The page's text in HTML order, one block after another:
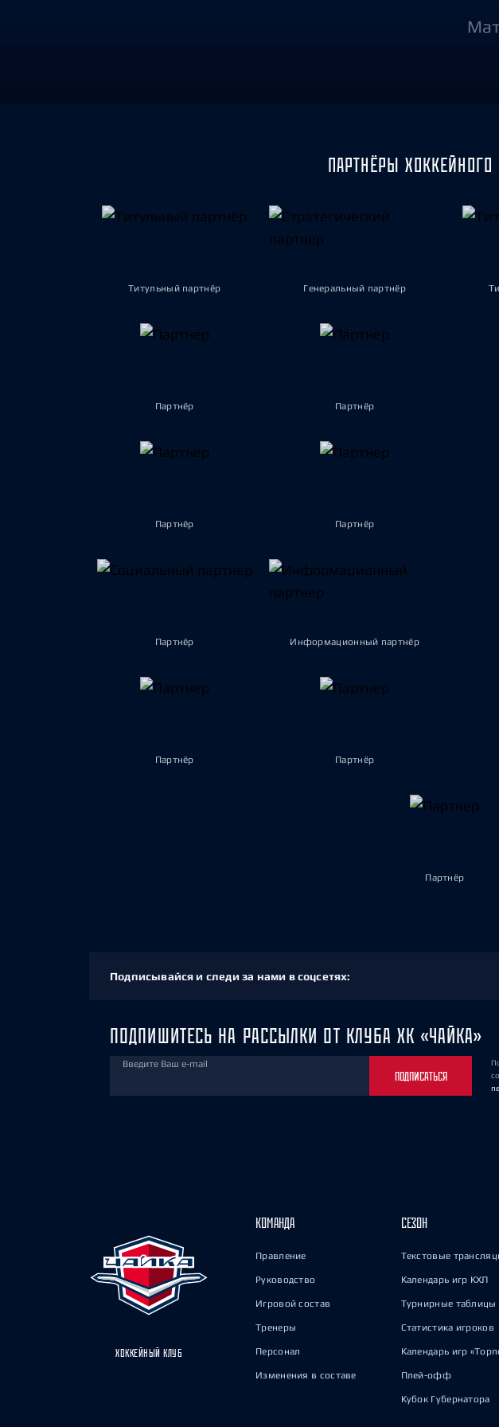
ПАРТНЁРЫ
Титульный партнёр Генеральный партнёр
Партнёр Партнёр
Партнёр Партнёр
Партнёр Информационный партнёр
Партнёр Партнёр
Партнёр
Подписывайся и следи за нами в соцсетях:
ПОДПИШИТЕСЬ НА РАССЫЛКИ ОТ КЛУБА ХК «ЧАЙКА»
Введите Ваш e-mail
ПОДПИСАТЬСЯ
ХОККЕЙНЫЙ КЛУБ
КОМАНДА
Правление
Руководство
Игровой состав
Тренеры
Персонал
Изменения в составе
СЕЗОН
Текстовые
Календарь игр КХЛ
Турнирные таблицы
Статистика игроков
Календарь игр
Плей-офф
Кубок Губернатора